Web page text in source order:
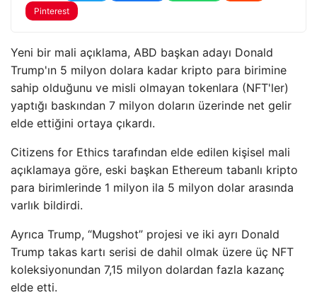
Pinterest
Yeni bir mali açıklama, ABD başkan adayı Donald
Trump'ın 5 milyon dolara kadar kripto para birimine
sahip olduğunu ve misli olmayan tokenlara (NFT'ler)
yaptığı baskından 7 milyon doların üzerinde net gelir
elde ettiğini ortaya çıkardı.
Citizens for Ethics tarafından elde edilen kişisel mali
açıklamaya göre, eski başkan Ethereum tabanlı kripto
para birimlerinde 1 milyon ila 5 milyon dolar arasında
varlık bildirdi.
Ayrıca Trump, “Mugshot” projesi ve iki ayrı Donald
Trump takas kartı serisi de dahil olmak üzere üç NFT
koleksiyonundan 7,15 milyon dolardan fazla kazanç
elde etti.